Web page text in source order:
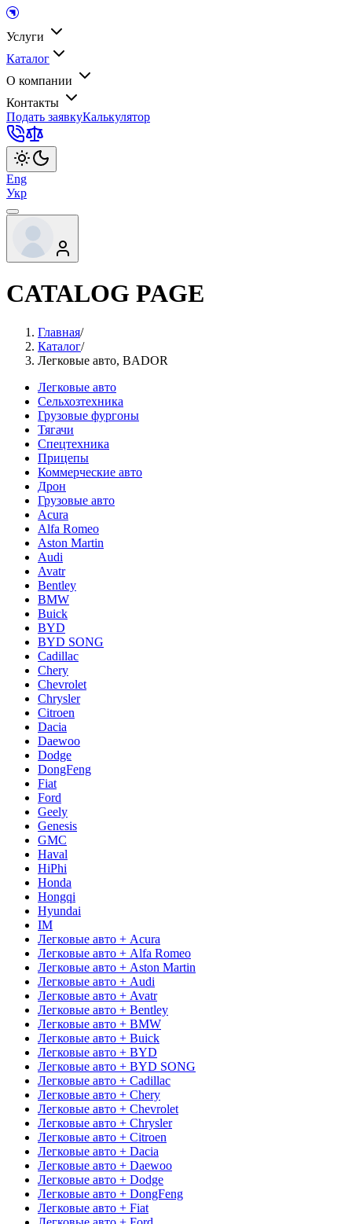
Услуги
Каталог
О компании
Контакты
Подать заявкуКалькулятор
Eng
Укр
CATALOG PAGE
Главная/
Каталог/
Легковые авто, BADOR
Легковые авто
Сельхозтехника
Грузовые фургоны
Тягачи
Спецтехника
Прицепы
Коммерческие авто
Дрон
Грузовые авто
Acura
Alfa Romeo
Aston Martin
Audi
Avatr
Bentley
BMW
Buick
BYD
BYD SONG
Cadillac
Chery
Chevrolet
Chrysler
Citroen
Dacia
Daewoo
Dodge
DongFeng
Fiat
Ford
Geely
Genesis
GMC
Haval
HiPhi
Honda
Hongqi
Hyundai
IM
Легковые авто + Acura
Легковые авто + Alfa Romeo
Легковые авто + Aston Martin
Легковые авто + Audi
Легковые авто + Avatr
Легковые авто + Bentley
Легковые авто + BMW
Легковые авто + Buick
Легковые авто + BYD
Легковые авто + BYD SONG
Легковые авто + Cadillac
Легковые авто + Chery
Легковые авто + Chevrolet
Легковые авто + Chrysler
Легковые авто + Citroen
Легковые авто + Dacia
Легковые авто + Daewoo
Легковые авто + Dodge
Легковые авто + DongFeng
Легковые авто + Fiat